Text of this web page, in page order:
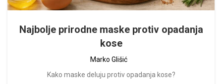
Najbolje prirodne maske protiv opadanja
kose
Marko Glišić
Kako maske deluju protiv opadanja kose?